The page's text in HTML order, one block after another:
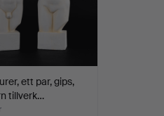
ett par, gips,
tillverk…